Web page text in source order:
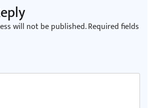
will not be published.Required fields